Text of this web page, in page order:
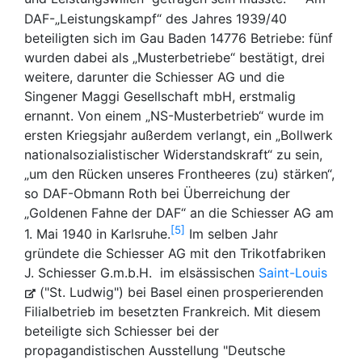
DAF-„Leistungskampf“ des Jahres 1939/40
beteiligten sich im Gau Baden 14776 Betriebe: fünf
wurden dabei als „Musterbetriebe“ bestätigt, drei
weitere, darunter die Schiesser AG und die
Singener Maggi Gesellschaft mbH, erstmalig
ernannt. Von einem „NS-Musterbetrieb“ wurde im
ersten Kriegsjahr außerdem verlangt, ein „Bollwerk
nationalsozialistischer Widerstandskraft“ zu sein,
„um den Rücken unseres Frontheeres (zu) stärken“,
so DAF-Obmann Roth bei Überreichung der
„Goldenen Fahne der DAF“ an die Schiesser AG am
1. Mai 1940 in Karlsruhe. 5
Im selben Jahr
gründete die Schiesser AG mit den Trikotfabriken
J. Schiesser G.m.b.H. im elsässischen Saint-Louis
("St. Ludwig") bei Basel einen prosperierenden
Filialbetrieb im besetzten Frankreich. Mit diesem
beteiligte sich Schiesser bei der
propagandistischen Ausstellung "Deutsche